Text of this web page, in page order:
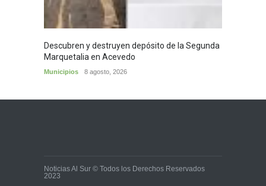
Descubren y destruyen depósito de la Segunda
Marquetalia en Acevedo
Municipios 8 agosto, 2026
Noticias Al Sur © Todos los Derechos Reservados
2023